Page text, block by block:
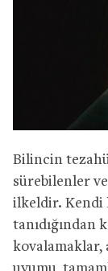
Bilincin
sürebilenler
ilkeldir. Kendi
tanıdığından
kovalamaklar,